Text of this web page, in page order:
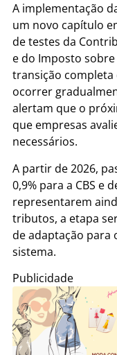
A implementação
um novo capítulo
de testes da
e do Imposto sobre
transição
ocorrer
alertam que o
que empresas
necessários.
A partir de 2026,
0,9% para a CBS e
representarem
tributos, a etapa
de adaptação
sistema.
Publicidade